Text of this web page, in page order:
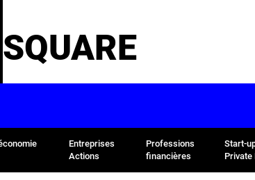
SQUARE
Entreprises
Actions
Professions
financières
Start-
Private